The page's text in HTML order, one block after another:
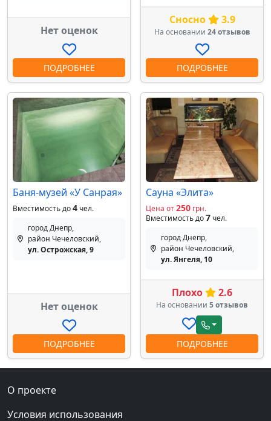
Нет оценок
ПОДРОБНЕЕ
Сносно 3.9
На основании 24 отзывов
ПОДРОБНЕЕ
Баня-музей «У Санрая»
Вместимость до4чел.
город Днепр,
район Чечеловский,
ул. Острожская, 9
Нет оценок
ПОДРОБНЕЕ
Сауна «Элита»
Цена от250 грн.
Вместимость до7чел.
город Днепр,
район Чечеловский,
ул. Янгеля, 10
Плохо 2.6
На основании 5 отзывов
ПОДРОБНЕЕ
О проекте
Условия использования